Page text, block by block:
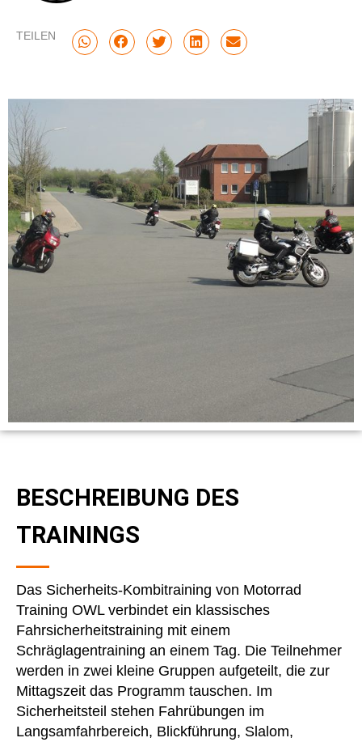
TEILEN
BESCHREIBUNG DES
TRAININGS
Das Sicherheits-Kombitraining von Motorrad
Training OWL verbindet ein klassisches
Fahrsicherheitstraining mit einem
Schräglagentraining an einem Tag. Die Teilnehmer
werden in zwei kleine Gruppen aufgeteilt, die zur
Mittagszeit das Programm tauschen. Im
Sicherheitsteil stehen Fahrübungen im
Langsamfahrbereich, Blickführung, Slalom,